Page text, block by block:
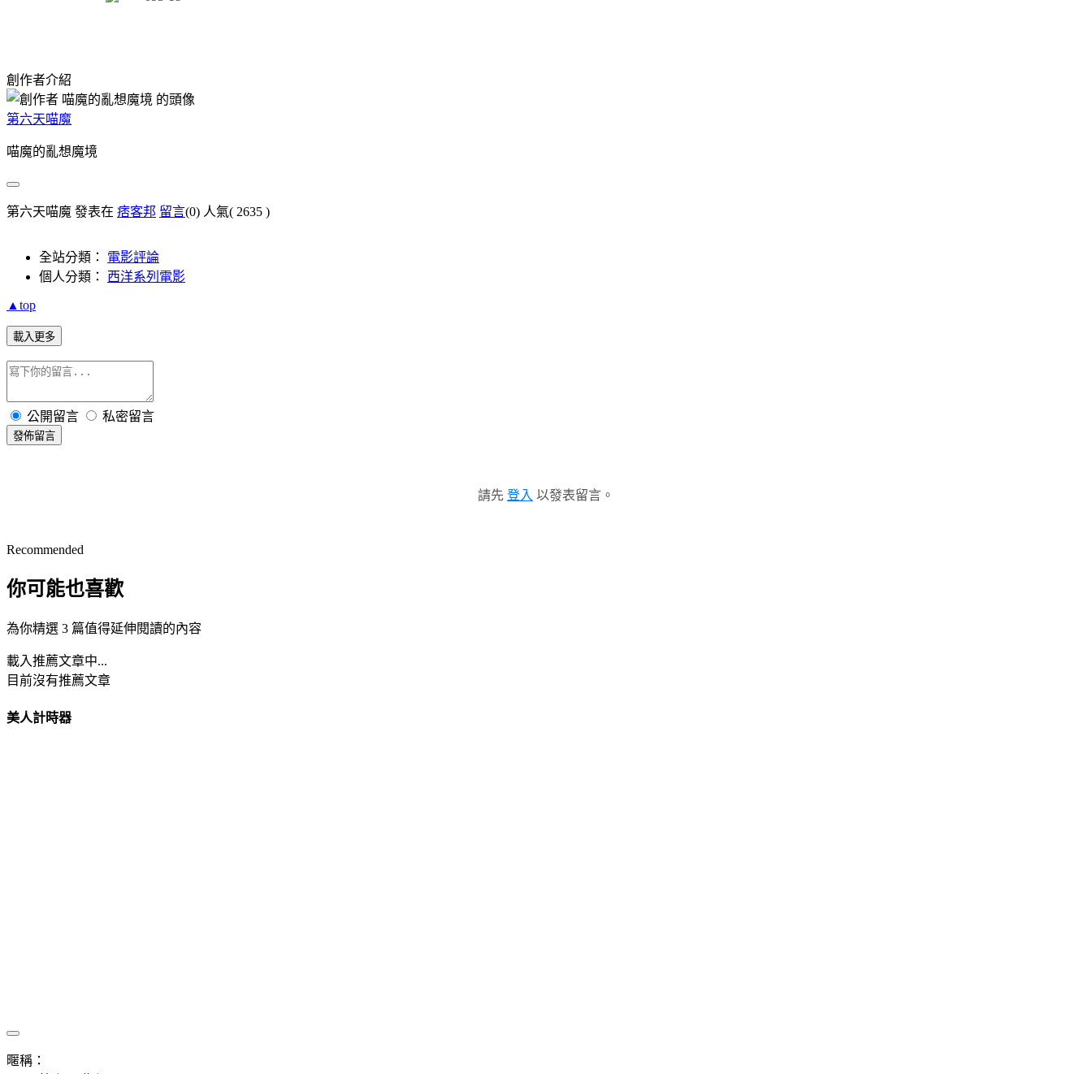
創作者介紹
第六天喵魔
喵魔的亂想魔境
第六天喵魔 發表在 痞客邦 留言(0) 人氣( 2635 )
全站分類： 電影評論
個人分類： 西洋系列電影
▲top
載入更多
公開留言 私密留言
發佈留言
請先 登入 以發表留言。
Recommended
你可能也喜歡
為你精選 3 篇值得延伸閱讀的內容
載入推薦文章中...
目前沒有推薦文章
美人計時器
暱稱：